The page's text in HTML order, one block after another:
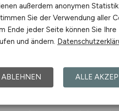
im
Das bedeutet: Wer über
er arbeitet.
investieren daher in
eröffnet Bewerbern
außerdem anonymen
Sie der Verwendung aller
Ende jeder Seite können Sie Ihre
und ändern.
ABLEHNEN ALLE